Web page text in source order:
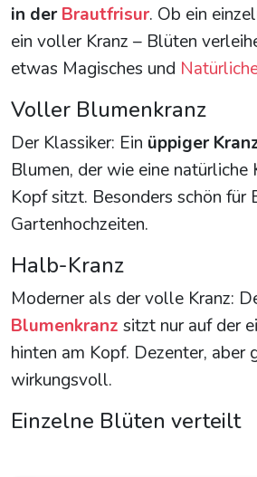
in der Brautfrisur. Ob ein
ein voller Kranz – Blüten
etwas Magisches und
Voller Blumenkranz
Der Klassiker: Ein üppiger
Blumen, der wie eine natürliche
Kopf sitzt. Besonders schön für
Gartenhochzeiten.
Halb-Kranz
Moderner als der volle Kranz:
Blumenkranz sitzt nur auf der
hinten am Kopf. Dezenter, aber
wirkungsvoll.
Einzelne Blüten verteilt